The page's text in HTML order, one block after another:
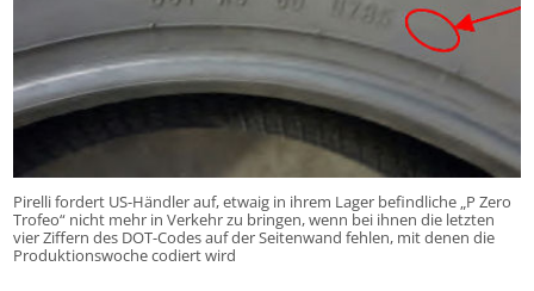
Pirelli fordert US-Händler auf, etwaig in ihrem Lager befindliche „P Zero
Trofeo“ nicht mehr in Verkehr zu bringen, wenn bei ihnen die letzten
vier Ziffern des DOT-Codes auf der Seitenwand fehlen, mit denen die
Produktionswoche codiert wird